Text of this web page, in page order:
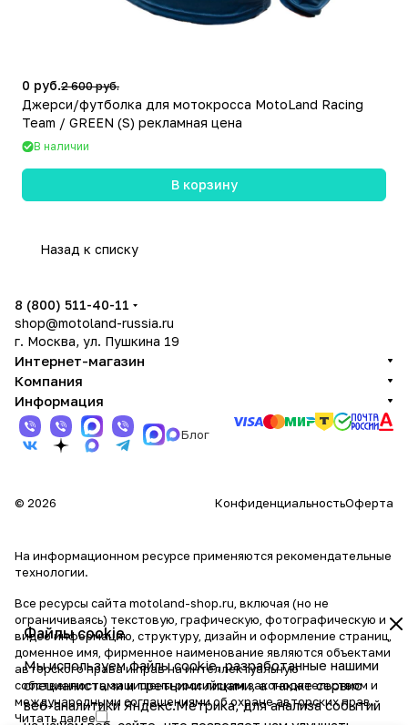
0 руб.2 600 руб.
Джерси/футболка для мотокросса MotoLand Racing
Team / GREEN (S) рекламная цена
В наличии
В корзину
Назад к списку
Файлы cookie
Мы используем файлы cookie, разработанные нашими
специалистами и третьими лицами, а также сервис
веб-аналитики Яндекс.Метрика, для анализа событий
8 (800) 511-40-11
shop@motoland-russia.ru
г. Москва, ул. Пушкина 19
Интернет-магазин
Компания
Информация
Блог
© 2026 КонфиденциальностьОферта
На информационном ресурсе применяются рекомендательные
технологии.
Все ресурсы сайта motoland-shop.ru, включая (но не
ограничиваясь) текстовую, графическую, фотографическую и
видео информацию, структуру, дизайн и оформление страниц,
доменное имя, фирменное наименование являются объектами
авторского права и прав на интеллектуальную
собственность, защищены российским законодательством и
международными соглашениями об охране авторских прав.
Читать далее